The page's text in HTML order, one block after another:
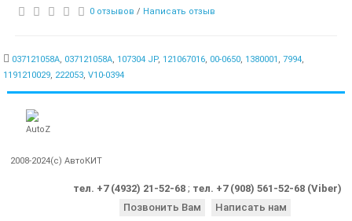
0 отзывов / Написать отзыв
037121058A, 037121058A, 107304 JP, 121067016, 00-0650, 1380001 ,7994,
1191210029, 222053,V10-0394
2008-2024(c) АвтоКИТ
тел. +7 (4932) 21-52-68 ; тел. +7 (908) 561-52-68 (Viber)
Позвонить Вам
Написать нам